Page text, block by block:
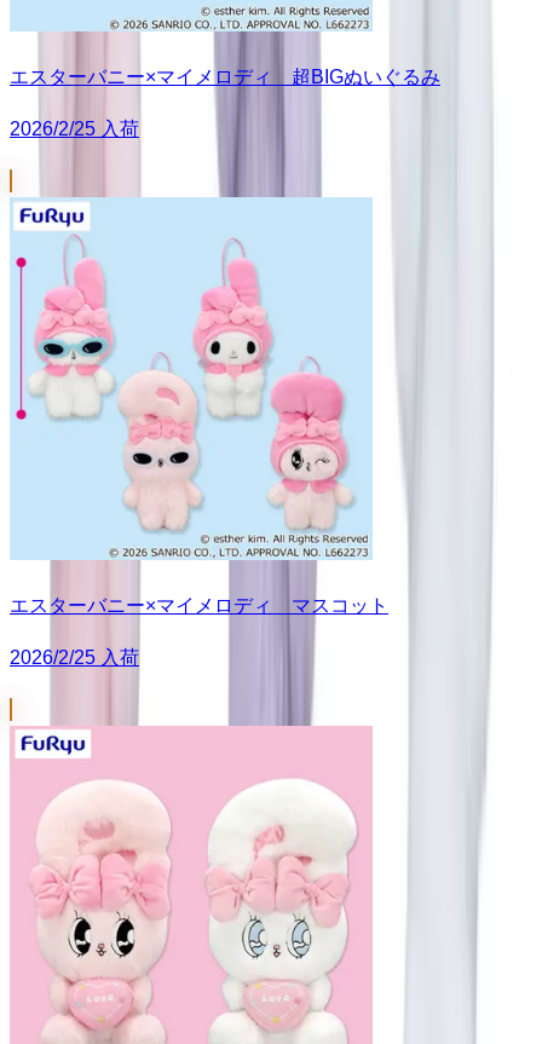
エスターバニー×マイメロディ 超BIGぬいぐるみ
2026/2/25 入荷
エスターバニー×マイメロディ マスコット
2026/2/25 入荷